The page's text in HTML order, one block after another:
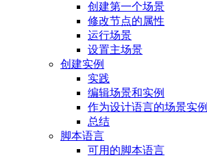
创建第一个场景
修改节点的属性
运行场景
设置主场景
创建实例
实践
编辑场景和实例
作为设计语言的场景实例
总结
脚本语言
可用的脚本语言